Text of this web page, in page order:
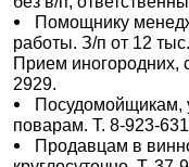
Помощнику
работы. З/п от 12
Прием иногородних,
2929.
Посудомойщикам,
поварам. Т. 8-923-
Продавцам в